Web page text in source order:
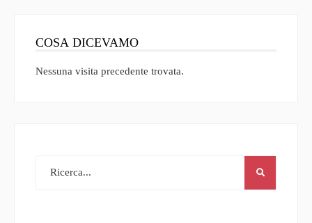
COSA DICEVAMO
Nessuna visita precedente trovata.